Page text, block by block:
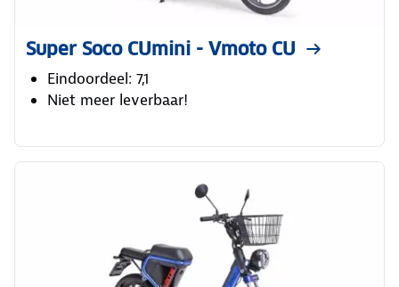
Super Soco CUmini - Vmoto CU
Eindoordeel: 7,1
Niet meer leverbaar!